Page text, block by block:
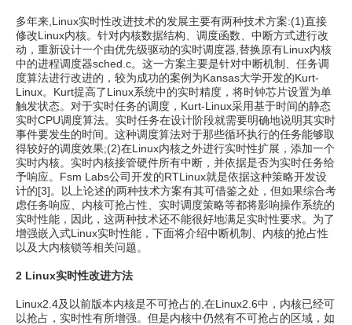
多年来,Linux实时性改进技术的发展主要有两种技术方案:(1)直接
修改Linux内核。针对内核数据结构、调度函数、中断方式进行改
动，重新设计一个由优先级驱动的实时调度器,替换原有Linux内核
中的进程调度器sched.c。这一方案主要是针对中断机制、任务调
度算法进行改进的，较为成功的案例为Kansas大学开发的Kurt-
Linux。Kurt提高了Linux系统中的实时精度，将时钟芯片设置为单
触发状态。对于实时任务的调度，Kurt-Linux采用基于时间的静态
实时CPU调度算法。实时任务在设计阶段就需要明确地说明其实时
事件要发生的时间。这种调度算法对于那些循环执行的任务能够取
得较好的调度效果;(2)在Linux内核之外进行实时性扩展，添加一个
实时内核。实时内核接管硬件所有中断，并依据是否为实时任务给
予响应。Fsm Labs公司开发的RTLinux就是依据这种策略开发设
计的[3]。以上论述的两种技术方案有其可借鉴之处，但如果综合考
虑任务响应、内核可抢占性、实时调度策略等都将影响操作系统的
实时性能，因此，这两种技术还不能很好地满足实时性要求。为了
增强嵌入式Linux实时性能，下面将介绍中断机制、内核的抢占性
以及大内核锁等相关问题。
2 Linux实时性改进方法
Linux2.4及以前版本内核是不可抢占的,在Linux2.6中，内核已经可
以抢占，实时性有所增强。但是内核中仍然有不可抢占的区域，如